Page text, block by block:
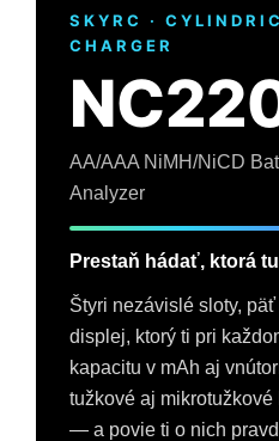
SKYRC ·
CHARGER
AA/AAA NiMH/NiCD
Analyzer
Prestaň hádať, ktorá
Štyri nezávislé sloty,
displej, ktorý ti pri
kapacitu v mAh aj
tužkové aj
— a povie ti o nich